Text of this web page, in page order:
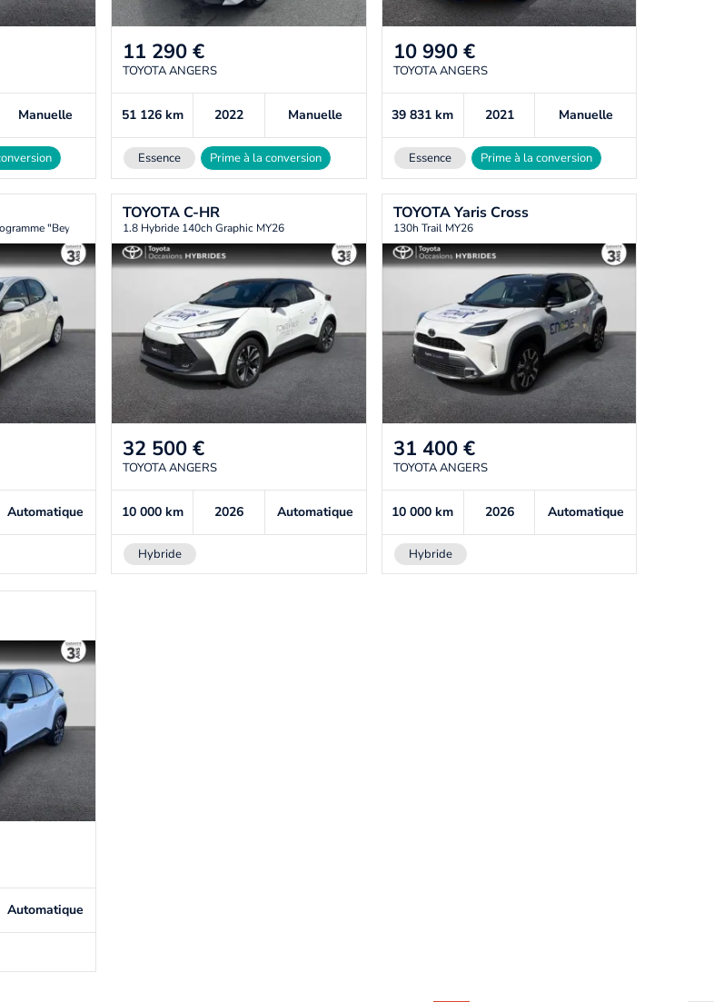
Manuelle
11 290 €
TOYOTA ANGERS
51 126 km 2022 Manuelle
Essence Prime à la conversion
10 990 €
TOYOTA ANGERS
39 831km 2021 Manuelle
Essence Prime à la conversion
"Beyond Zero Academy"
Automatique
TOYOTAC-HR
1.8 Hybride 140ch Graphic MY26
32 500 €
TOYOTA ANGERS
10 000 km 2026 Automatique
Hybride
TOYOTAYaris Cross
130h Trail MY26
31 400 €
TOYOTA ANGERS
10 000km 2026 Automatique
Hybride
Automatique